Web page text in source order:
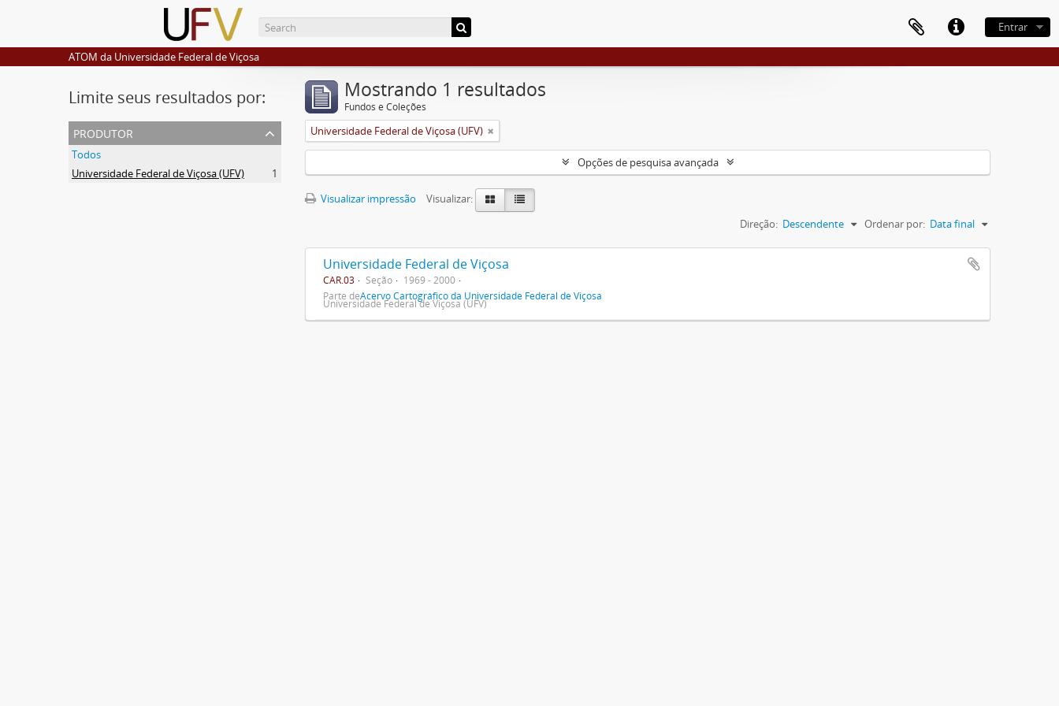
Entrar
ATOM da Universidade Federal de Viçosa
Limite seus resultados por:
produtor
Todos
Universidade Federal de Viçosa (UFV)
1
Mostrando 1 resultados
Fundos e Coleções
Universidade Federal de Viçosa (UFV)
Opções de pesquisa avançada
Visualizar impressão
Visualizar:
Ordenar por: Data final
Direção: Descendente
Universidade Federal de Viçosa
CAR.03 Seção
1969 - 2000
Parte deAcervo Cartográfico da Universidade Federal de Viçosa
Universidade Federal de Viçosa (UFV)